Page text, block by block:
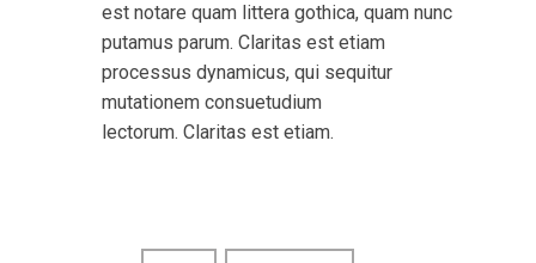
est notare quam littera gothica, quam nunc
putamus parum. Claritas est etiam
processus dynamicus, qui sequitur
mutationem consuetudium
lectorum. Claritas est etiam.